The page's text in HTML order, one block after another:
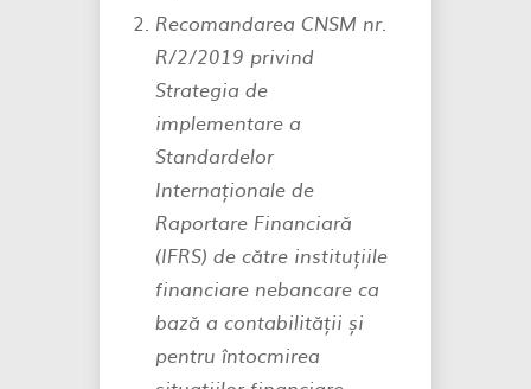
Recomandarea CNSM nr.
R/2/2019 privind
Strategia de
implementare a
Standardelor
Internaționale de
Raportare Financiară
(IFRS) de către instituțiile
financiare nebancare ca
bază a contabilității și
pentru întocmirea